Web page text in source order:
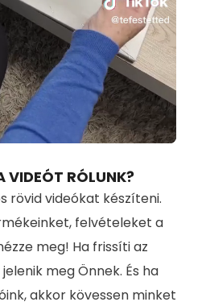
Loaded:
71.00%
VIDEÓT RÓLUNK?
rövid videókat készíteni.
felvételeket a
meg! Ha frissíti az
meg Önnek. És ha
akkor kövessen minket